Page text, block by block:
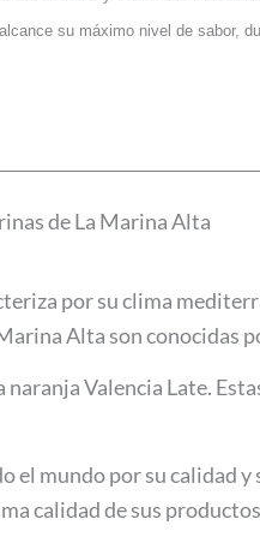
su máximo nivel de sabor,
de La Marina Alta
por su clima
Alta son conocidas
Valencia Late.
el mundo por su calidad y
calidad de sus